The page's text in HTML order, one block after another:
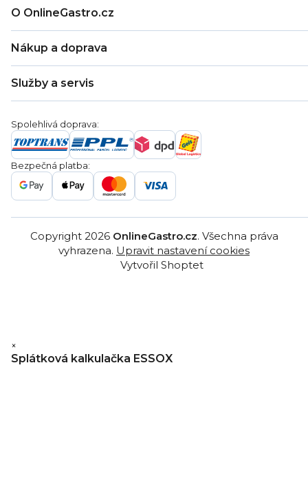
O OnlineGastro.cz
Kontakty
Věrnostní program
Blog
Nákup a doprava
Záruka
Ochrana osobních údajů
Reklamační řády
Služby a servis
Servis a reklamace
Poptávka
Gastro projekty
Značky
Gastro velkoobchod
Spolehlivá doprava:
Bezpečná platba:
Vytvořil Shoptet
Copyright 2026 OnlineGastro.cz. Všechna práva
vyhrazena. Upravit nastavení cookies
×
Splátková kalkulačka ESSOX